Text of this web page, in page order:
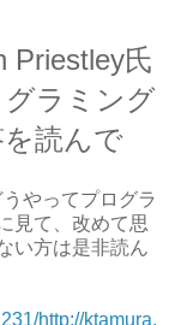
Priestley氏
ラミング
読んで
やってプログラ
見て、改めて思
い方は是非読ん
http://ktamura.